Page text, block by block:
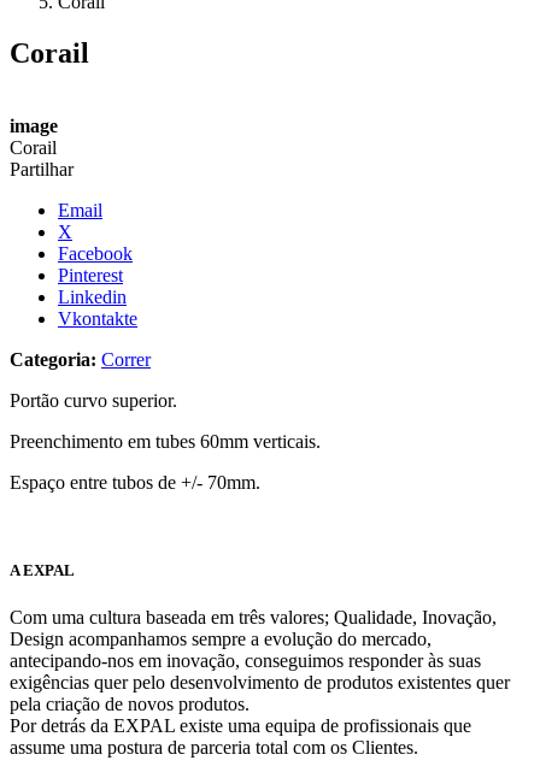
Corail
image
Corail
Partilhar
Email
X
Facebook
Pinterest
Linkedin
Vkontakte
Categoria: Correr
Portão curvo superior.
Preenchimento em tubes 60mm verticais.
Espaço entre tubos de +/- 70mm.
A EXPAL
Com uma cultura baseada em três valores; Qualidade, Inovação,
Design acompanhamos sempre a evolução do mercado,
antecipando-nos em inovação, conseguimos responder às suas
exigências quer pelo desenvolvimento de produtos existentes quer
pela criação de novos produtos.
Por detrás da EXPAL existe uma equipa de profissionais que
assume uma postura de parceria total com os Clientes.